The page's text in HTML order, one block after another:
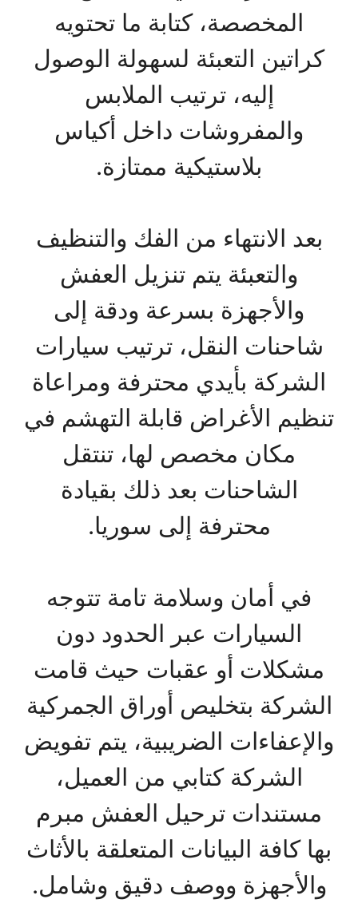
المخصصة، كتابة ما تحتويه
كراتين التعبئة لسهولة الوصول
إليه، ترتيب الملابس
والمفروشات داخل أكياس
بلاستيكية ممتازة.
بعد الانتهاء من الفك والتنظيف
والتعبئة يتم تنزيل العفش
والأجهزة بسرعة ودقة إلى
شاحنات النقل، ترتيب سيارات
الشركة بأيدي محترفة ومراعاة
تنظيم الأغراض قابلة التهشم في
مكان مخصص لها، تنتقل
الشاحنات بعد ذلك بقيادة
محترفة إلى سوريا.
في أمان وسلامة تامة تتوجه
السيارات عبر الحدود دون
مشكلات أو عقبات حيث قامت
الشركة بتخليص أوراق الجمركية
والإعفاءات الضريبية، يتم تفويض
الشركة كتابي من العميل،
مستندات ترحيل العفش مبرم
بها كافة البيانات المتعلقة بالأثاث
والأجهزة ووصف دقيق وشامل.